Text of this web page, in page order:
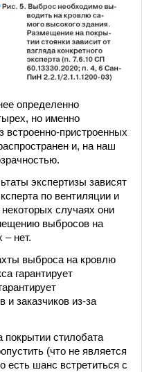
определенно
но именно
встроенно-пристроенных
и, на наш
экспертизы зависят
по вентиляции и
случаях они
выбросов на
– нет.
выброса на кровлю
гарантирует
и заказчиков из-за
стилобата
(что не является
есть шанс встретиться с